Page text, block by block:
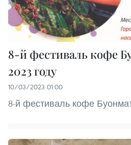
8-й фестиваль кофе
2023 году
10/03/2023 01:00
8-й фестиваль кофе